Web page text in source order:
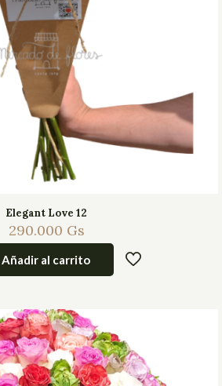
Elegant Love 12
290.000 Gs
Añadir al carrito